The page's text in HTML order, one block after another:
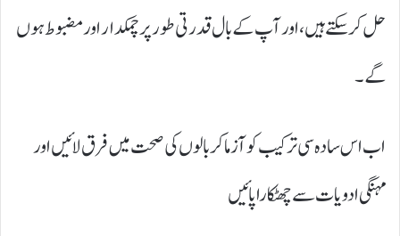
حل کر سکتے ہیں، اور آپ کے بال قدرتی طور پر چمکدار اور مضبوط ہوں
گے۔
اب اس سادہ سی ترکیب کو آزما کر بالوں کی صحت میں فرق لائیں اور
مہنگی ادویات سے چھٹکارا پائیں